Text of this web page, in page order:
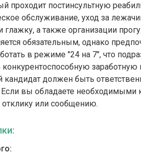
проходит постинсультную
обслуживание, уход за
глажку, а также организации
обязательным, однако
в режиме "24 на 7", что
заработную
должен быть
вы обладаете необходимыми
или сообщению.